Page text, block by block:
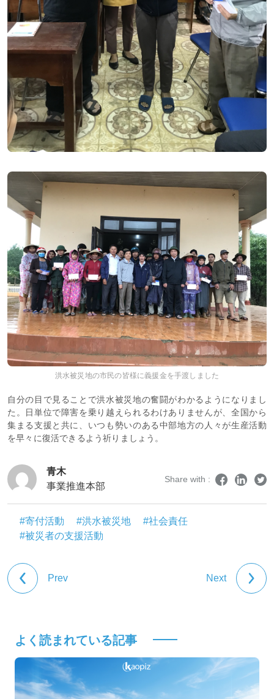
洪水被災地の市民の皆様に義援金を手渡しました
自分の目で見ることで洪水被災地の奮闘がわかるようになりまし
た。日単位で障害を乗り越えられるわけありませんが、全国から
集まる支援と共に、いつも勢いのある中部地方の人々が生産活動
を早々に復活できるよう祈りましょう。
青木
事業推進本部
Share with :
#寄付活動 #洪水被災地
#社会責任
#被災者の支援活動
Prev Next
よく読まれている記事